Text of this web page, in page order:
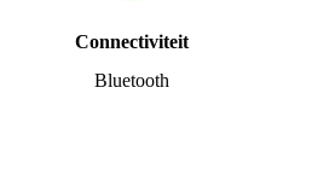
Connectiviteit
Bluetooth